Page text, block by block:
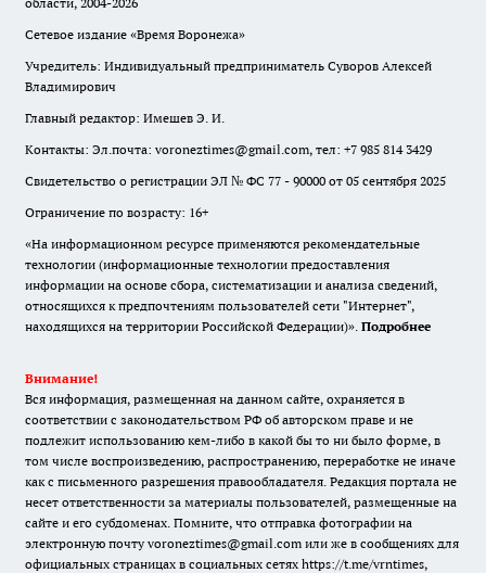
Сетевое издание «Время Воронежа»
Учредитель: Индивидуальный предприниматель Суворов Алексей
Владимирович
Главный редактор: Имешев Э. И.
Контакты: Эл.почта: voroneztimes@gmail.com, тел: +7 985 814 3429
Свидетельство о регистрации ЭЛ № ФС 77 - 90000 от 05 сентября 2025
Ограничение по возрасту: 16+
«На информационном ресурсе применяются рекомендательные
технологии (информационные технологии предоставления
информации на основе сбора, систематизации и анализа сведений,
относящихся к предпочтениям пользователей сети "Интернет",
находящихся на территории Российской Федерации)». Подробнее
Внимание!
Вся информация, размещенная на данном сайте, охраняется в
соответствии с законодательством РФ об авторском праве и не
подлежит использованию кем-либо в какой бы то ни было форме, в
том числе воспроизведению, распространению, переработке не иначе
как с письменного разрешения правообладателя. Редакция портала не
несет ответственности за материалы пользователей, размещенные на
сайте и его субдоменах. Помните, что отправка фотографии на
электронную почту voroneztimes@gmail.com или же в сообщениях для
официальных страницах в социальных сетях https://t.me/vrntimes,